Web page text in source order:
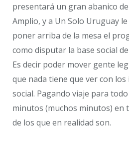
presentará un gran abanico
Amplio, y a Un Solo Uruguay
poner arriba de la mesa el
como disputar la base social
Es decir poder mover gente
que nada tiene que ver con los
social. Pagando viaje para
minutos (muchos minutos) en
de los que en realidad son.